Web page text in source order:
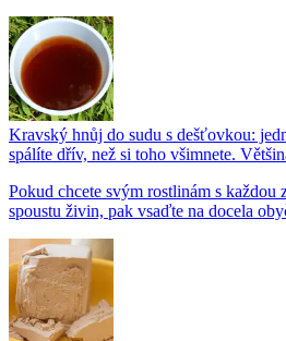
Kravský hnůj do sudu s dešťovkou:
spálíte dřív, než si toho všimnete.
Pokud chcete svým rostlinám s každou
spoustu živin, pak vsaďte na docela